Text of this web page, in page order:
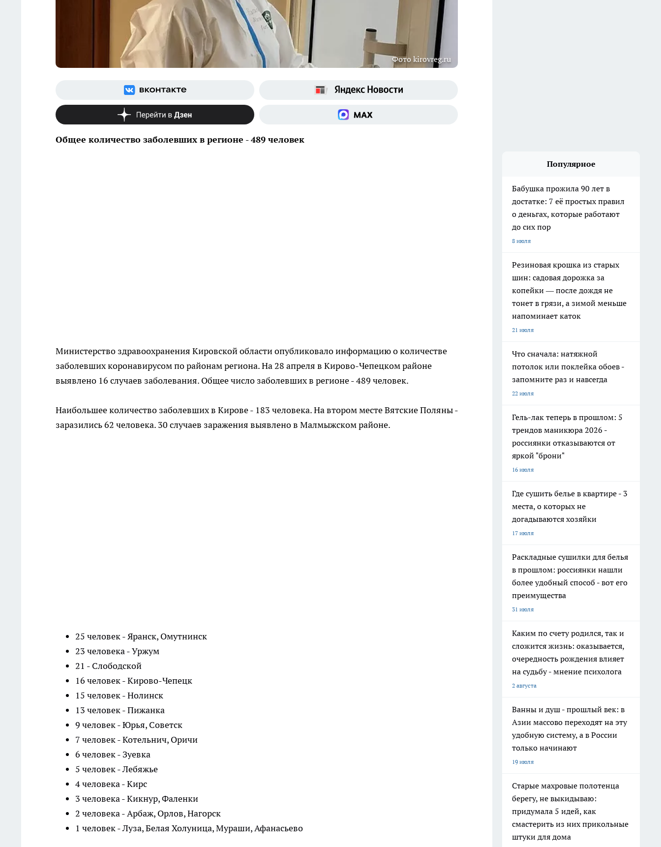
Фото kirovreg.ru
Общее количество заболевших в регионе - 489 человек
Министерство здравоохранения Кировской области опубликовало информацию о количестве
заболевших коронавирусом по районам региона. На 28 апреля в Кирово-Чепецком районе
выявлено 16 случаев заболевания. Общее число заболевших в регионе - 489 человек.
Наибольшее количество заболевших в Кирове - 183 человека. На втором месте Вятские Поляны -
заразились 62 человека. 30 случаев заражения выявлено в Малмыжском районе.
25 человек - Яранск, Омутнинск
23 человека - Уржум
21 - Слободской
16 человек - Кирово-Чепецк
15 человек - Нолинск
13 человек - Пижанка
9 человек - Юрья, Советск
7 человек - Котельнич, Оричи
6 человек - Зуевка
5 человек - Лебяжье
4 человека - Кирс
3 человека - Кикнур, Фаленки
2 человека - Арбаж, Орлов, Нагорск
1 человек - Луза, Белая Холуница, Мураши, Афанасьево
Популярное
Бабушка прожила 90 лет в
достатке: 7 её простых правил
о деньгах, которые работают
до сих пор
8 июля
Резиновая крошка из старых
шин: садовая дорожка за
копейки — после дождя не
тонет в грязи, а зимой меньше
напоминает каток
21 июля
Что сначала: натяжной
потолок или поклейка обоев -
запомните раз и навсегда
22 июля
Гель-лак теперь в прошлом: 5
трендов маникюра 2026 -
россиянки отказываются от
яркой "брони"
16 июля
Где сушить белье в квартире - 3
места, о которых не
догадываются хозяйки
17 июля
Раскладные сушилки для белья
в прошлом: россиянки нашли
более удобный способ - вот его
преимущества
31 июля
Каким по счету родился, так и
сложится жизнь: оказывается,
очередность рождения влияет
на судьбу - мнение психолога
2 августа
Ванны и душ - прошлый век: в
Азии массово переходят на эту
удобную систему, а в России
только начинают
19 июля
Старые махровые полотенца
берегу, не выкидываю:
придумала 5 идей, как
смастерить из них прикольные
штуки для дома